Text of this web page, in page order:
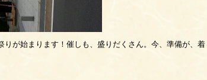
りが始まります！催しも、盛りだくさん。今、準備が、